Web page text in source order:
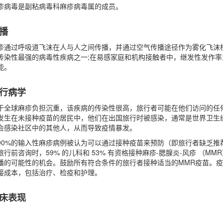
病毒是副粘病毒科麻疹病毒属的成员。
通过呼吸道飞沫在人与人之间传播，并通过空气传播途径作为雾化飞
染性最强的病毒性疾病之一;在易感家庭和机构接触者中，继发性发作
病学
全球麻疹负担沉重，该疾病的传染性很高，旅行者可能在他们访问的
生在未接种疫苗的居民中，他们在出国旅行时被感染，通常是世界卫
感染社区中的其他人，从而导致疫情暴发。
的输入性麻疹病例被认为可以通过接种疫苗来预防（即旅行者缺乏
行前咨询时，59% 的儿科和 53% 有资格接种麻疹-腮腺炎-风疹 （
的可能性的机会。鼓励所有符合条件的旅行者接种适当的MMR疫苗
成本，包括治疗、检疫和护理。
表现